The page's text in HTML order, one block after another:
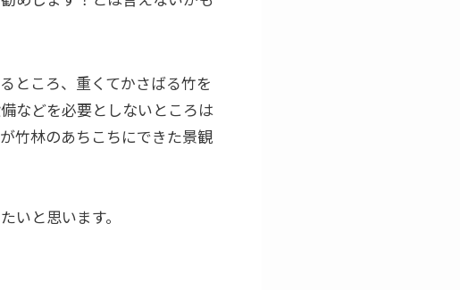
ところ、重くてかさばる竹を
などを必要としないところは
竹林のあちこちにできた景観
いと思います。